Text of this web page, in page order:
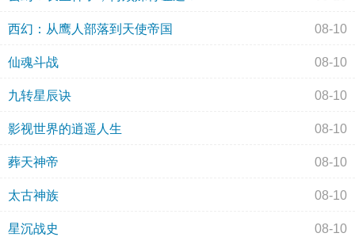
西幻：从鹰人部落到天使帝国 08-10
仙魂斗战 08-10
九转星辰诀 08-10
影视世界的逍遥人生 08-10
葬天神帝 08-10
太古神族 08-10
星沉战史 08-10